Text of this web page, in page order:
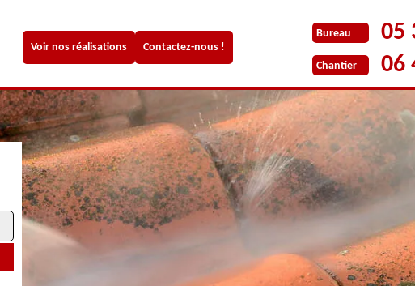
Voir nos réalisations Contactez-nous !
Bureau 05
Chantier 06